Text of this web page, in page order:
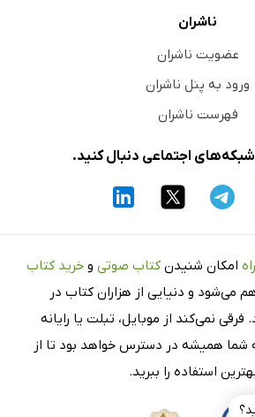
ناشران
عضویت ناشران
ورود به پنل ناشران
فهرست ناشران
شبکه‌های اجتماعی دنبال کنید.
امکان شنیدن کتاب صوتی و خرید کتاب
می‌شود و دنیایی از هزاران کتاب در
نمی‌کند از موبایل، تبلت یا رایانه
شما همیشه در دسترس خواهد بود تا از
استفاده را ببرید.